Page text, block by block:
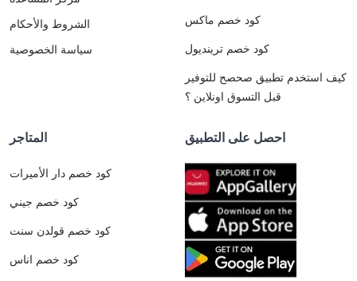
الشروط والأحكام
سياسة الخصوصية
كود خصم ماكس
كود خصم ترينديول
كيف استخدم تطبيق صحصح للتوفير
قبل التسوق اونلاين ؟
المتاجر
كود خصم دار الأميرات
كود خصم جيني
كود خصم قولدن سنت
كود خصم اناس
احصل على التطبيق